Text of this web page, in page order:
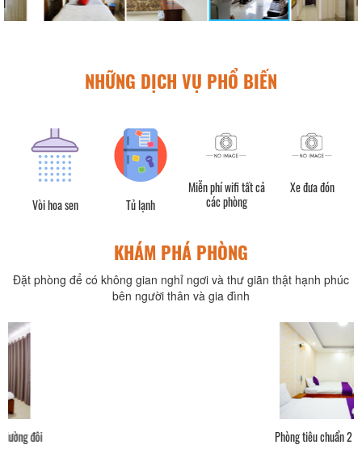
NHỮNG DỊCH VỤ PHỔ BIẾN
Vòi hoa sen Tủ lạnh
Miễn phí wifi tất cả
các phòng
Xe đưa đón
KHÁM PHÁ PHÒNG
Đặt phòng để có không gian nghỉ ngơi và thư giãn thật hạnh phúc
bên người thân và gia đình